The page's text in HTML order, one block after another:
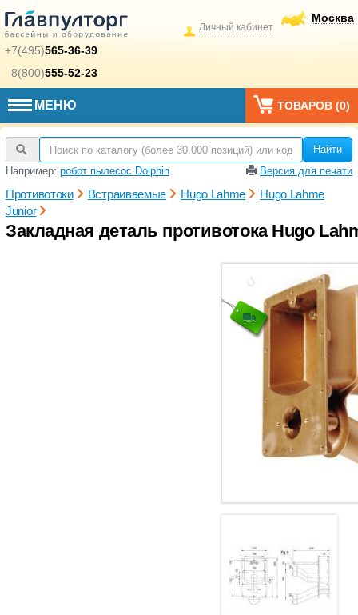
+7(495)565-36-39
8(800)555-52-23
Москва
Личный кабинет
МЕНЮ ТОВАРОВ (0)
Найти
Например: робот пылесос Dolphin Версия для печати
Противотоки Встраиваемые Hugo Lahme
Hugo Lahme
Junior
Закладная деталь противотока Hugo